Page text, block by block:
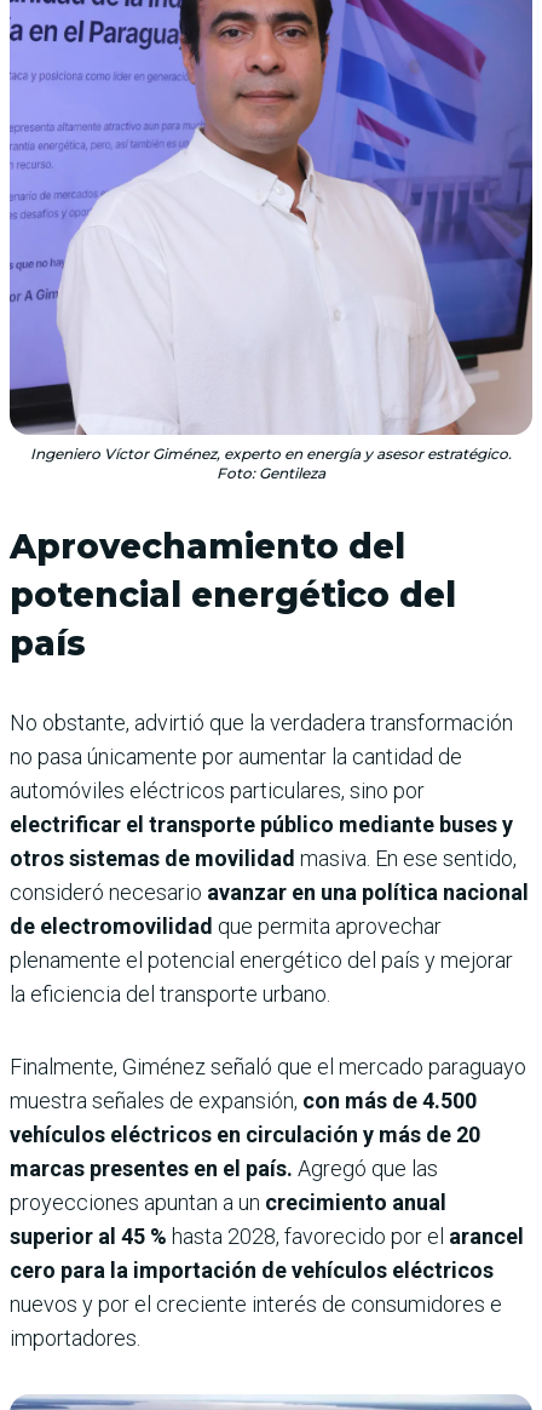
Ingeniero Víctor Giménez, experto en energía y asesor estratégico.
Foto: Gentileza
Aprovechamiento del
potencial energético del
país
No obstante, advirtió que la verdadera transformación
no pasa únicamente por aumentar la cantidad de
automóviles eléctricos particulares, sino por
electrificar el transporte público mediante buses y
otros sistemas de movilidad masiva. En ese sentido,
consideró necesario avanzar en una política nacional
de electromovilidad que permita aprovechar
plenamente el potencial energético del país y mejorar
la eficiencia del transporte urbano.
Finalmente, Giménez señaló que el mercado paraguayo
muestra señales de expansión, con más de 4.500
vehículos eléctricos en circulación y más de 20
marcas presentes en el país. Agregó que las
proyecciones apuntan a un crecimiento anual
superior al 45 % hasta 2028, favorecido por el arancel
cero para la importación de vehículos eléctricos
nuevos y por el creciente interés de consumidores e
importadores.